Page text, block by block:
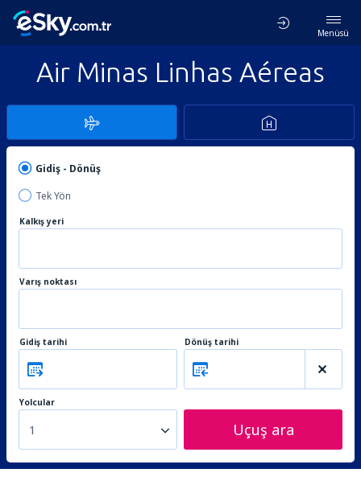
Menüsü
Air Minas Linhas Aéreas
Gidiş - Dönüş
Tek Yön
Kalkış yeri
Varış noktası
Gidiş tarihi Dönüş tarihi
Yolcular
1 Uçuş ara